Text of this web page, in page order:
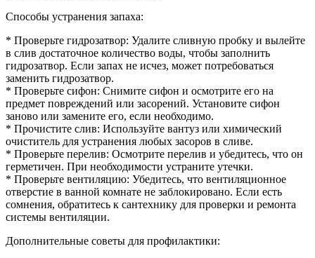
Способы устранения запаха:
* Проверьте гидрозатвор: Удалите сливную пробку и вылейте
в слив достаточное количество воды, чтобы заполнить
гидрозатвор. Если запах не исчез, может потребоваться
заменить гидрозатвор.
* Проверьте сифон: Снимите сифон и осмотрите его на
предмет повреждений или засорений. Установите сифон
заново или замените его, если необходимо.
* Прочистите слив: Используйте вантуз или химический
очиститель для устранения любых засоров в сливе.
* Проверьте перелив: Осмотрите перелив и убедитесь, что он
герметичен. При необходимости устраните утечки.
* Проверьте вентиляцию: Убедитесь, что вентиляционное
отверстие в ванной комнате не заблокировано. Если есть
сомнения, обратитесь к сантехнику для проверки и ремонта
системы вентиляции.
Дополнительные советы для профилактики: